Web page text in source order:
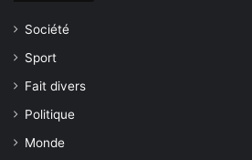
Société
Sport
Fait divers
Politique
Monde